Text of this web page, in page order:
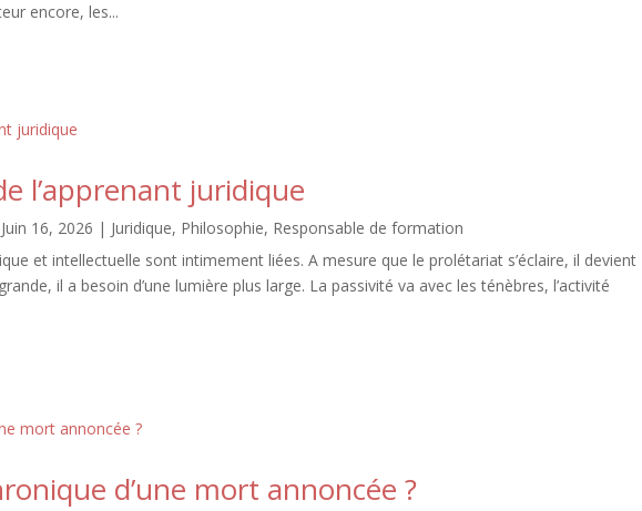
encore, les...
l’apprenant juridique
Juin 16, 2026 | Juridique, Philosophie, Responsable de formation
et intellectuelle sont intimement liées. A mesure que le prolétariat s’éclaire, il devient
il a besoin d’une lumière plus large. La passivité va avec les ténèbres, l’activité
d’une mort annoncée ?